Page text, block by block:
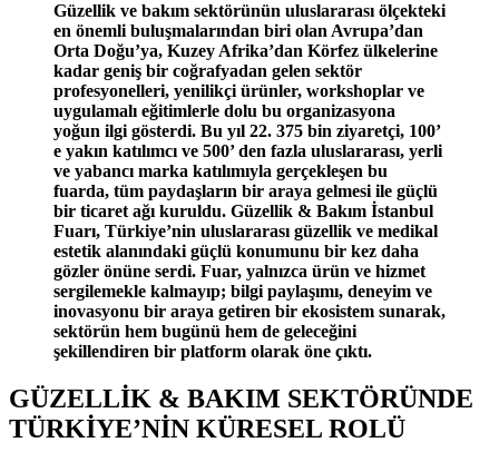
Güzellik ve bakım sektörünün uluslararası ölçekteki
en önemli buluşmalarından biri olan Avrupa’dan
Orta Doğu’ya, Kuzey Afrika’dan Körfez ülkelerine
kadar geniş bir coğrafyadan gelen sektör
profesyonelleri, yenilikçi ürünler, workshoplar ve
uygulamalı eğitimlerle dolu bu organizasyona
yoğun ilgi gösterdi. Bu yıl 22. 375 bin ziyaretçi, 100’
e yakın katılımcı ve 500’ den fazla uluslararası, yerli
ve yabancı marka katılımıyla gerçekleşen bu
fuarda, tüm paydaşların bir araya gelmesi ile güçlü
bir ticaret ağı kuruldu. Güzellik & Bakım İstanbul
Fuarı, Türkiye’nin uluslararası güzellik ve medikal
estetik alanındaki güçlü konumunu bir kez daha
gözler önüne serdi. Fuar, yalnızca ürün ve hizmet
sergilemekle kalmayıp; bilgi paylaşımı, deneyim ve
inovasyonu bir araya getiren bir ekosistem sunarak,
sektörün hem bugünü hem de geleceğini
şekillendiren bir platform olarak öne çıktı.
GÜZELLİK & BAKIM SEKTÖRÜNDE
TÜRKİYE’NİN KÜRESEL ROLÜ